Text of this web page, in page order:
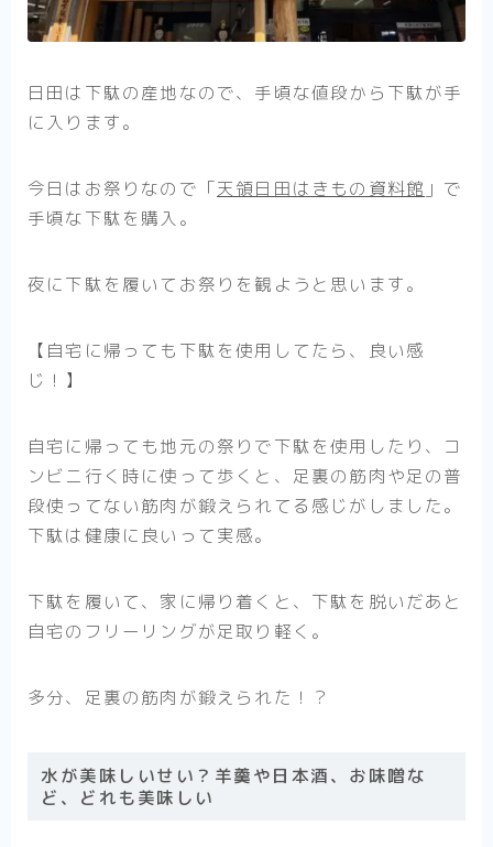
日田は下駄の産地なので、手頃な値段から下駄が手
に入ります。
今日はお祭りなので「天領日田はきもの資料館 」で
手頃な下駄を購入。
夜に下駄を履いてお祭りを観ようと思います。
【自宅に帰っても下駄を使用してたら、良い感
じ！】
自宅に帰っても地元の祭りで下駄を使用したり、コ
ンビニ行く時に使って歩くと、足裏の筋肉や足の普
段使ってない筋肉が鍛えられてる感じがしました。
下駄は健康に良いって実感。
下駄を履いて、家に帰り着くと、下駄を脱いだあと
自宅のフリーリングが足取り軽く。
多分、足裏の筋肉が鍛えられた！？
水が美味しいせい？羊羹や日本酒、お味噌な
ど、どれも美味しい